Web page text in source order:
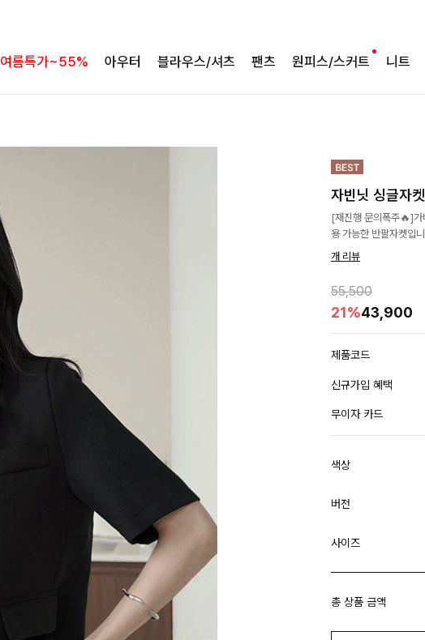
여름특가~55% 아우터 블라우스/셔츠 팬츠 원피스/스커트 니트
자빈닛 싱글자켓
[재진행 문의폭주🔥]가
용 가능한 반팔자켓입
개 리뷰
55,500
21%43,900
제품코드
신규가입 혜택
무이자 카드
색상
버전
사이즈
총 상품 금액